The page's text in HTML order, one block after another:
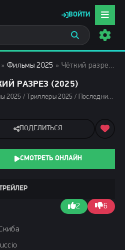
ВОЙТИ
» Фильмы 2025 » Чёткий разрез (2025)
РАЗРЕЗ (2025)
Фильмы 2025 / Триллеры 2025 / Последние фильмы 2025 / Новинки кино 2025 / Зарубежные фильмы 2025 / Фильмы осени 2025 / Смотреть фильмы онлайн
2 6
ПОДЕЛИТЬСЯ
СМОТРЕТЬ ОНЛАЙН